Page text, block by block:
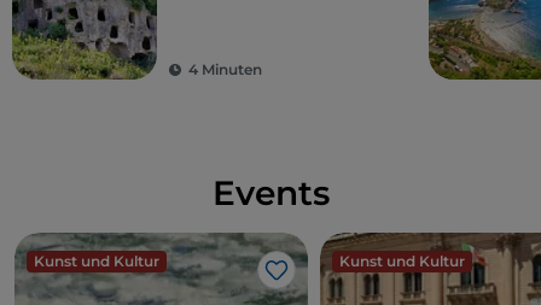
gehören
4 Minuten
Events
Kunst und Kultur
Like
Kunst und Kultur